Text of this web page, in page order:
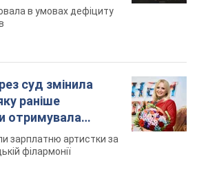
в умовах дефіциту
суд змінила
раніше
отримувала
зарплатню артистки за
філармонії